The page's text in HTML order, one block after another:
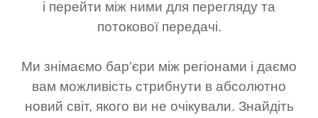
і перейти між ними для перегляду та
потокової передачі.
Ми знімаємо бар’єри між регіонами і даємо
вам можливість стрибнути в абсолютно
новий світ, якого ви не очікували. Знайдіть